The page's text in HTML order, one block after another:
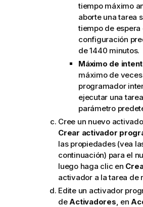
tiempo máximo
aborte una tarea
tiempo de espera
configuración
de 1440 minutos.
Máximo de
máximo de
programador
ejecutar una
parámetro
Cree un nuevo
Crear activador
las propiedades (vea
continuación) para el
luego haga clic en
activador a la tarea de
Edite un activador
deActivadores, en